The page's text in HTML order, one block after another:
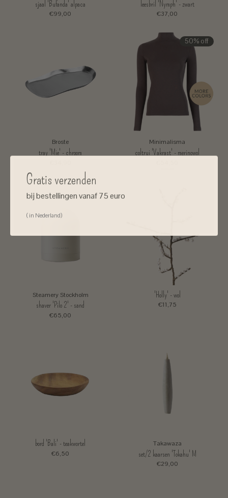
sjaal 'Bufanda' alpaca
€99,00
leesbril 'Nymph' - zwart
€37,00
Broste
tray 'Mie' - chroom
50% off
Minimalisma
coltrui 'Vakrast' - merinowol
Steamery Stockholm
shaver 'Pilo 2' - sand
€65,00
'Holly' - wol
€11,75
bord 'Bali' - teakwortel
€6,50
Takawaza
set/2 kaarsen 'Tokahu' M
€29,00
Gratis verzenden
bij bestellingen vanaf 75 euro
( in Nederland)